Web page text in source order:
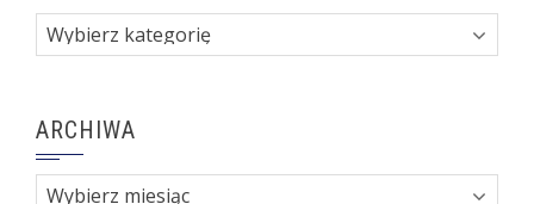
Kategorie
ARCHIWA
Archiwa